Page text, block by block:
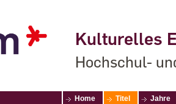
Kulturelles
Hochschul-
Home Titel Jahre